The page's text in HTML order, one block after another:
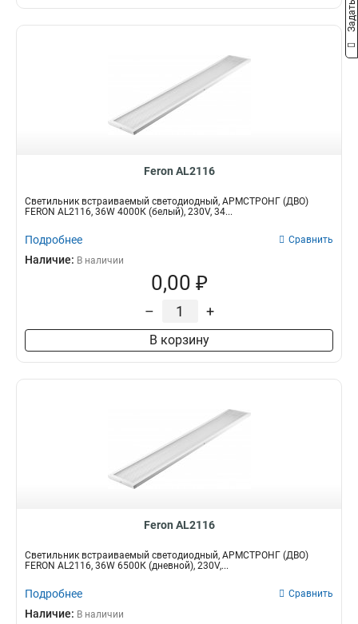
Feron AL2116
Светильник встраиваемый светодиодный, АРМСТРОНГ (ДВО)
FERON AL2116, 36W 4000К (белый), 230V, 34...
Подробнее Сравнить
Наличие: В наличии
0,00 ₽
– +
В корзину
Feron AL2116
Светильник встраиваемый светодиодный, АРМСТРОНГ (ДВО)
FERON AL2116, 36W 6500К (дневной), 230V,...
Подробнее Сравнить
Наличие: В наличии